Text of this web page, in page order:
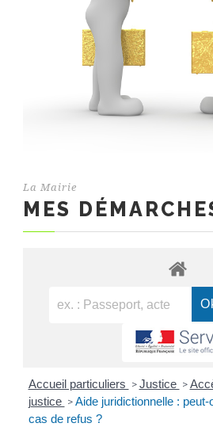
La Mairie
MES
Accueil particuliers > Justice >
justice > Aide juridictionnelle :
cas de refus ?